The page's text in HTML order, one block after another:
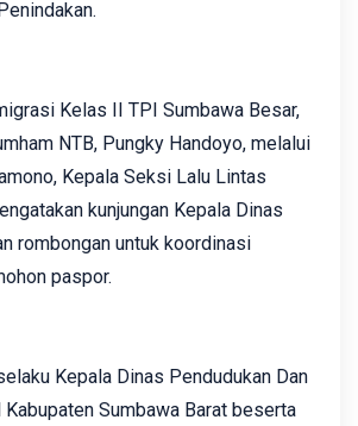
Kelas II TPI Sumbawa Besar,
NTB, Pungky Handoyo, melalui
Kepala Seksi Lalu Lintas
kunjungan Kepala Dinas
rombongan untuk koordinasi
paspor.
Kepala Dinas Pendudukan Dan
Sumbawa Barat beserta